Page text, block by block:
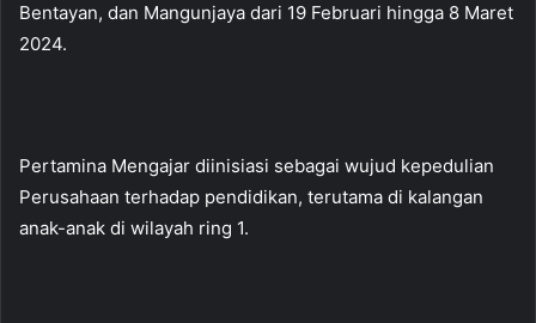
Bentayan, dan Mangunjaya dari 19 Februari hingga 8 Maret
2024.
Pertamina Mengajar diinisiasi sebagai wujud kepedulian
Perusahaan terhadap pendidikan, terutama di kalangan
anak-anak di wilayah ring 1.